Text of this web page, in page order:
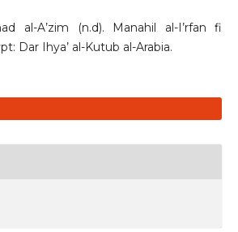
al-A’zim (n.d). Manahil al-I’rfan fi
Dar Ihya’ al-Kutub al-Arabia.